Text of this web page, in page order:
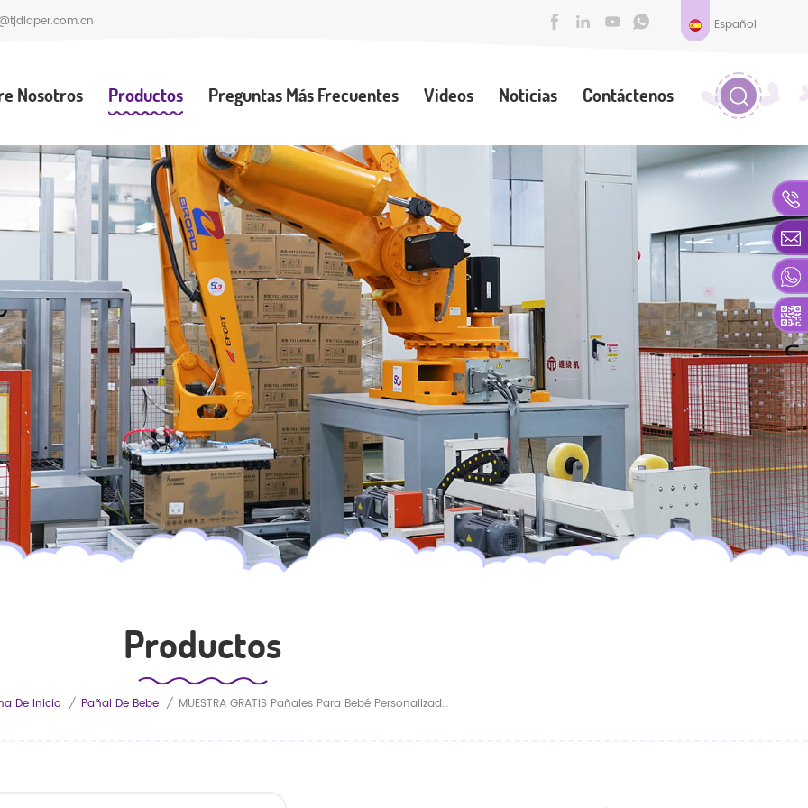
Español
Nosotros Productos Preguntas Más Frecuentes Videos Noticias Contáctenos
Productos
De Inicio / Pañal De Bebe / MUESTRA GRATIS Pañales Para Bebé Personalizados De Polímero Superabsorbente SAP, Pañales Desechables Al Por Mayor